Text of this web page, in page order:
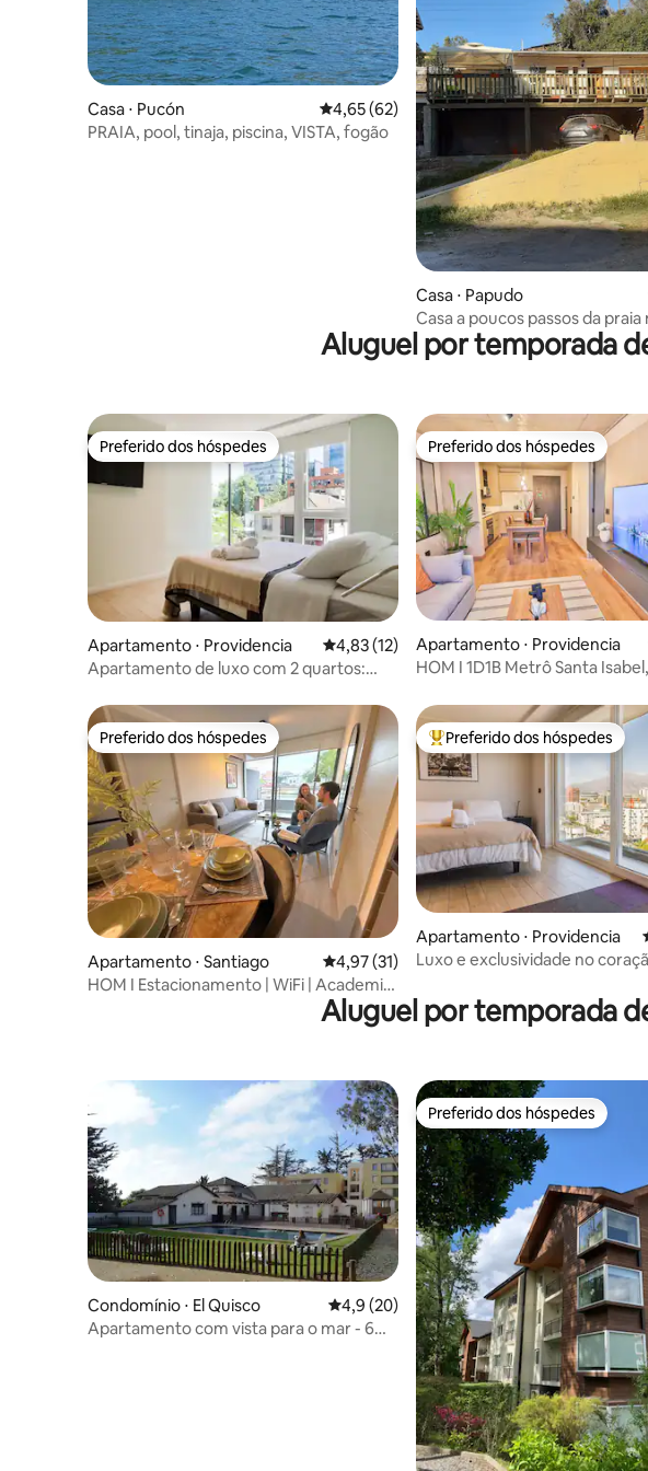
Cristobal, a poucos passos do
apartamento... Passear pelo funicular de
San Cristobal é uma delícia...
Casa ⋅ Pucón 4,65 de uma avaliação média de 5, 62
4,65 (62)
PRAIA, pool, tinaja, piscina, VISTA, fogão
Casa ⋅ Papudo
Casa a poucos passos da
aconchegante e familiar!
Aluguel por temporada
Preferido dos hóspedes
Preferido dos hóspedes
Apartamento ⋅ Providencia 4,83 de uma avaliação média de 5, 12
4,83 (12)
Apartamento de luxo com 2 quartos:
Preferido dos hóspedes
Preferido dos hóspedes
Apartamento ⋅ Providencia
HOM I 1D1B Metrô Santa
Preferido dos hóspedes
Preferido dos hóspedes
Apartamento ⋅ Santiago 4,97 de uma avaliação média de 5, 31
4,97 (31)
HOM I Estacionamento | WiFi | Academia
Entre os melhores preferidos
Preferido dos hóspedes
Apartamento ⋅ Providencia
Luxo e exclusividade no
Aluguel por temporada
Condomínio ⋅ El Quisco 4,9 de uma avaliação média de 5, 20
4,9 (20)
Apartamento com vista para o mar - 6
Preferido dos hóspedes
Preferido dos hóspedes